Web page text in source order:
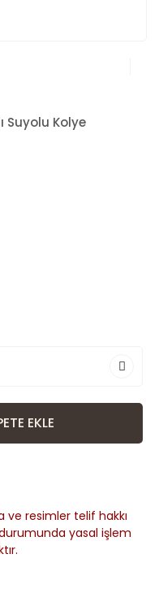
Suyolu Kolye
EKLE
ve resimler telif hakkı
yasal işlem